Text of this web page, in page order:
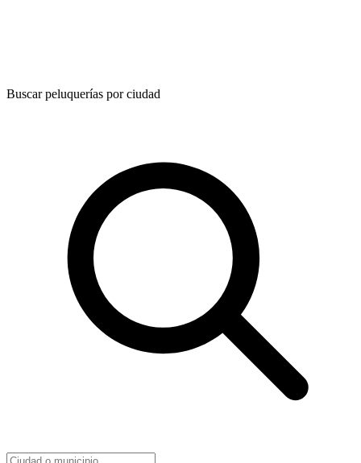
Buscar peluquerías por ciudad